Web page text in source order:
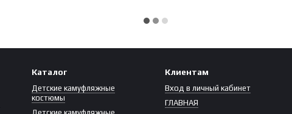
Каталог
Детские камуфляжные
костюмы
Клиентам
Вход в личный кабинет
ГЛАВНАЯ